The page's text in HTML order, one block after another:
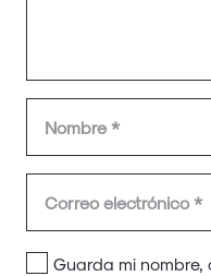
Guarda mi nombre,